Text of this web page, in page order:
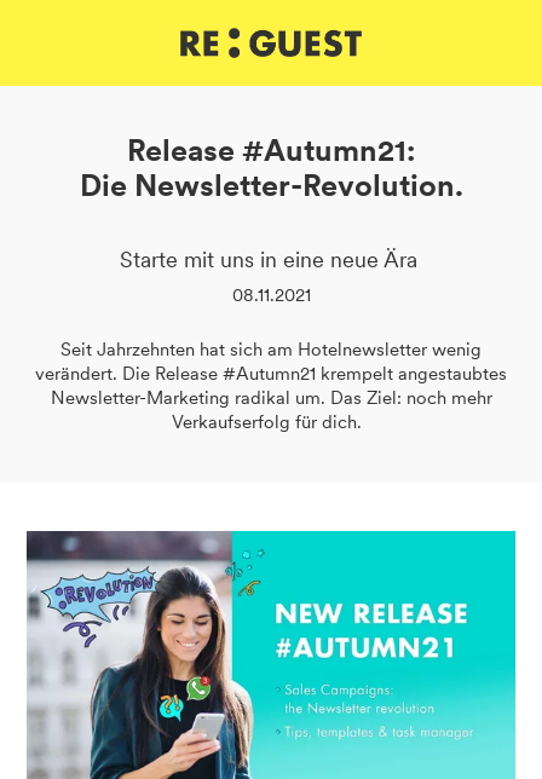
Release #Autumn21:
Die Newsletter-Revolution.
Starte mit uns in eine neue Ära
08.11.2021
Seit Jahrzehnten hat sich am Hotelnewsletter wenig
verändert. Die Release #Autumn21 krempelt angestaubtes
Newsletter-Marketing radikal um. Das Ziel: noch mehr
Verkaufserfolg für dich.